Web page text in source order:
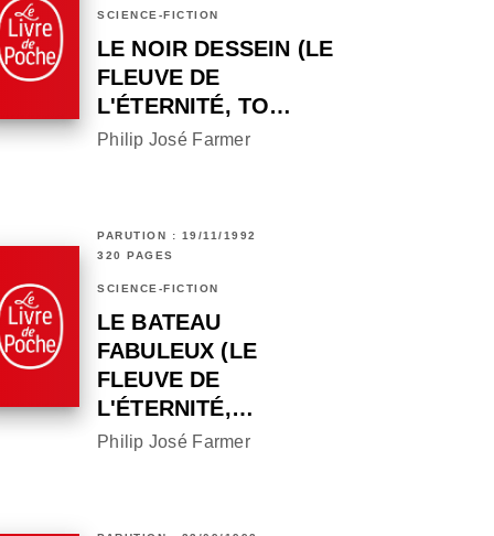
SCIENCE-FICTION
LE NOIR DESSEIN (LE
FLEUVE DE
L'ÉTERNITÉ, TO…
Philip José Farmer
PARUTION : 19/11/1992
320 PAGES
SCIENCE-FICTION
LE BATEAU
FABULEUX (LE
FLEUVE DE
L'ÉTERNITÉ,…
Philip José Farmer